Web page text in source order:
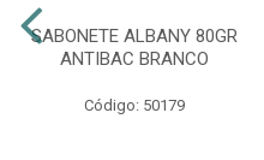
SABONETE ALBANY 80GR
ANTIBAC BRANCO
Código: 50179